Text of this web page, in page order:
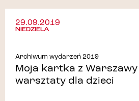
29.09.2019
NIEDZIELA
Archiwum wydarzeń 2019
Moja kartka z Warszawy
warsztaty dla dzieci